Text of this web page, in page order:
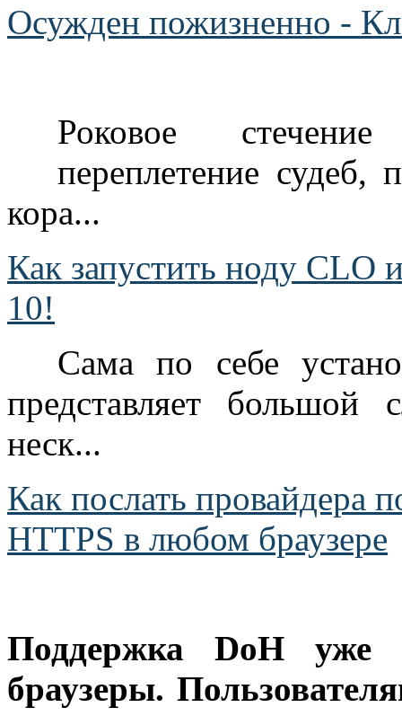
Осужден пожизненно -
Роковое
переплетение судеб,
кора...
Как запустить ноду CLO
10!
Сама по себе
представляет
неск...
Как послать провайдера
HTTPS в любом браузере
Поддержка DoH уже
браузеры.